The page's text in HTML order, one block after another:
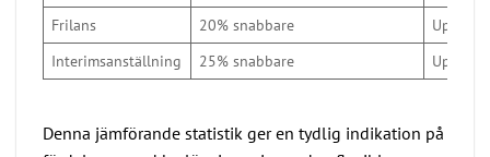
Frilans 20% snabbare
Upp till
Interimsanställning
25% snabbare Upp till
Denna jämförande statistik ger en tydlig indikation på